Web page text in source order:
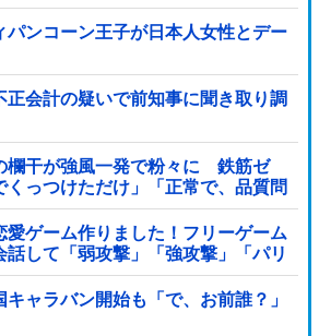
パンコーン王子が日本人女性とデー
正会計の疑いで前知事に聞き取り調
欄干が強風一発で粉々に 鉄筋ゼ
っつけただけ」「正常で、品質問
愛ゲーム作りました！フリーゲーム
して「弱攻撃」「強攻撃」「パリ
を選ぶガチでダークソウルなんだが
ャラバン開始も「で、お前誰？」